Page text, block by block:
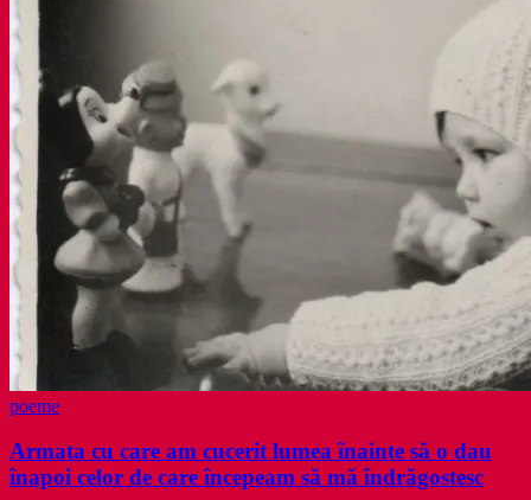
poeme
Armata cu care am cucerit lumea înainte să o dau
înapoi celor de care începeam să mă îndrăgostesc